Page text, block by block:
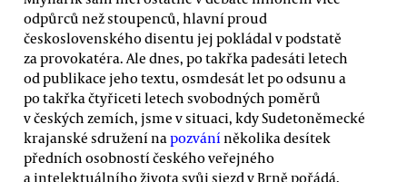
odpůrců než stoupenců, hlavní proud
československého disentu jej pokládal v podstatě
za provokatéra. Ale dnes, po takřka padesáti letech
od publikace jeho textu, osmdesát let po odsunu a
po takřka čtyřiceti letech svobodných poměrů
v českých zemích, jsme v situaci, kdy Sudetoněmecké
krajanské sdružení na pozvání několika desítek
předních osobností českého veřejného
a intelektuálního života svůj sjezd v Brně pořádá.